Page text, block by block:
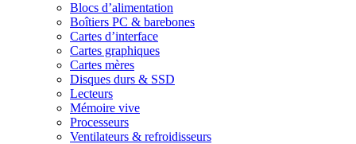
Blocs d’alimentation
Boîtiers PC & barebones
Cartes d’interface
Cartes graphiques
Cartes mères
Disques durs & SSD
Lecteurs
Mémoire vive
Processeurs
Ventilateurs & refroidisseurs